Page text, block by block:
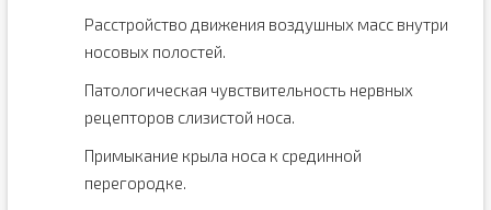
Расстройство движения воздушных масс внутри
носовых полостей.
Патологическая чувствительность нервных
рецепторов слизистой носа.
Примыкание крыла носа к срединной
перегородке.